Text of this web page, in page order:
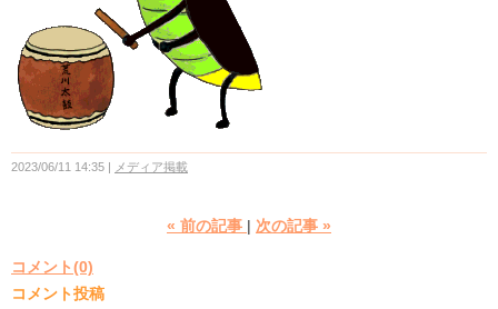
2023/06/11 14:35 メディア掲載
« 前の記事 次の記事 »
コメント(0)
コメント投稿